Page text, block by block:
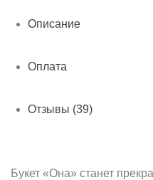
Описание
Оплата
Отзывы (39)
Букет «Она» станет